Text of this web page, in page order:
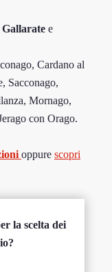
Gallarate e
Cardano al
Sacconago,
Mornago,
con Orago.
oppure scopri
la scelta dei